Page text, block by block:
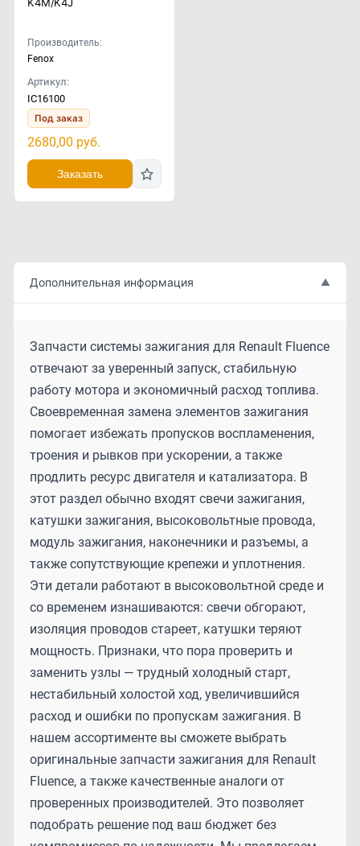
Производитель:
Fenox
Артикул:
IC16100
Под заказ
2680,00 руб.
Заказать
Дополнительная информация ▲
Запчасти системы зажигания для Renault Fluence
отвечают за уверенный запуск, стабильную
работу мотора и экономичный расход топлива.
Своевременная замена элементов зажигания
помогает избежать пропусков воспламенения,
троения и рывков при ускорении, а также
продлить ресурс двигателя и катализатора. В
этот раздел обычно входят свечи зажигания,
катушки зажигания, высоковольтные провода,
модуль зажигания, наконечники и разъемы, а
также сопутствующие крепежи и уплотнения.
Эти детали работают в высоковольтной среде и
со временем изнашиваются: свечи обгорают,
изоляция проводов стареет, катушки теряют
мощность. Признаки, что пора проверить и
заменить узлы — трудный холодный старт,
нестабильный холостой ход, увеличившийся
расход и ошибки по пропускам зажигания. В
нашем ассортименте вы сможете выбрать
оригинальные запчасти зажигания для Renault
Fluence, а также качественные аналоги от
проверенных производителей. Это позволяет
подобрать решение под ваш бюджет без